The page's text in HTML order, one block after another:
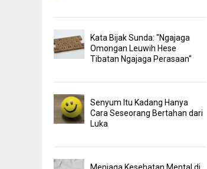
Kata Bijak Sunda: "Ngajaga
Omongan Leuwih Hese
Tibatan Ngajaga Perasaan"
Senyum Itu Kadang Hanya
Cara Seseorang Bertahan dari
Luka